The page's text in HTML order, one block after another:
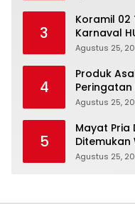
3
Koramil 02
Karnaval
Agustus 25,
4
Produk
Peringatan
Agustus 25,
5
Mayat Pria
Ditemukan
Sidoarjo
Agustus 25,